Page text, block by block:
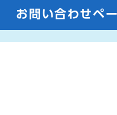
お問い合わせペ